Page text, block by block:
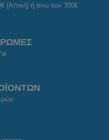
(Αττική) ή άνω των 300€